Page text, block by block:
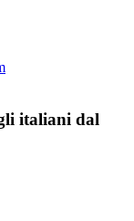
italiani dal